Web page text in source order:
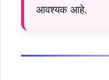
आवश्यक आहे.